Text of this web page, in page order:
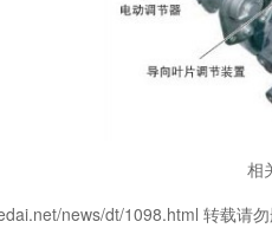
相
news/dt/1098.html 转载请勿